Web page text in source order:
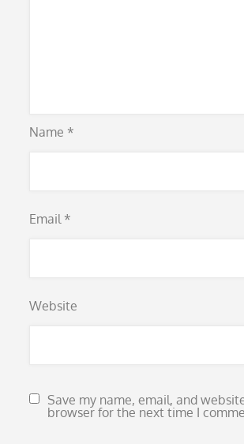
Name *
Email *
Website
Save my name, email, and
browser for the next time I